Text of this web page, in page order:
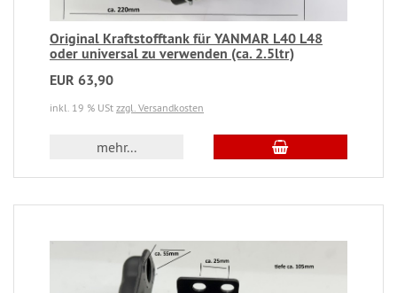
Original Kraftstofftank für YANMAR L40 L48
oder universal zu verwenden (ca. 2.5ltr)
EUR 63,90
inkl. 19 % USt zzgl. Versandkosten
mehr...